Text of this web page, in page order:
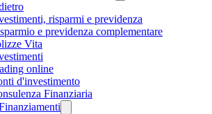
risparmi e previdenza
e previdenza complementare
Vita
online
d'investimento
Finanziaria